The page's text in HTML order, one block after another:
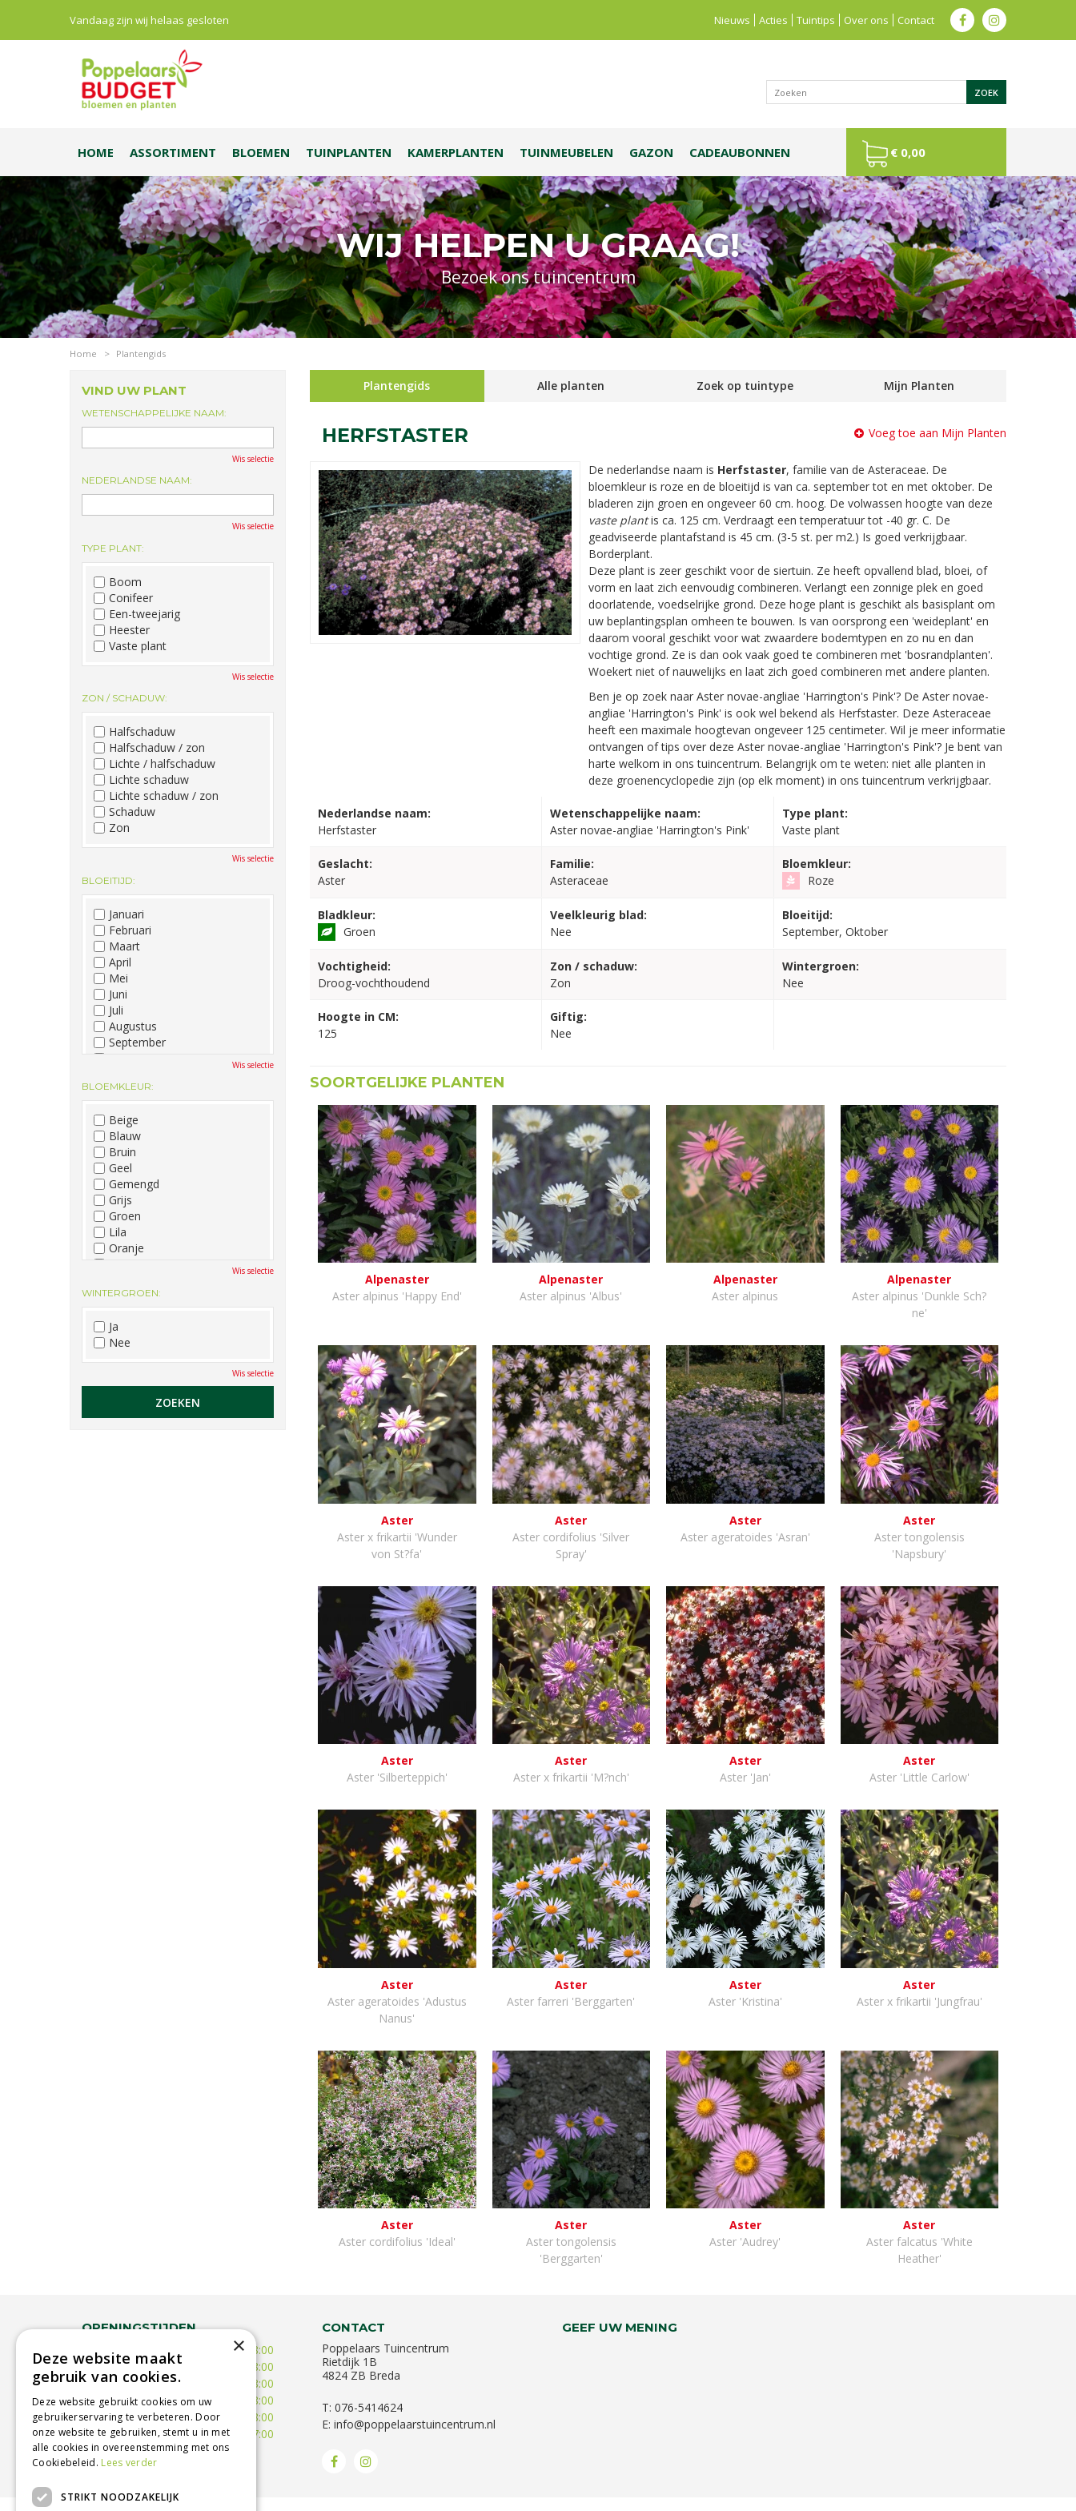
WIJ HELPEN U GRAAG!
Bezoek ons tuincentrum
Home > Plantengids
Vandaag zijn wij helaas gesloten Nieuws Acties Tuintips Over ons Contact
HOME ASSORTIMENT BLOEMEN TUINPLANTEN KAMERPLANTEN TUINMEUBELEN GAZON CADEAUBONNEN € 0,00
Plantengids Alle planten Zoek op tuintype Mijn Planten
HERFSTASTER Voeg toe aan Mijn Planten
De nederlandse naam is Herfstaster, familie van de Asteraceae. De
bloemkleur is roze en de bloeitijd is van ca. september tot en met oktober. De
bladeren zijn groen en ongeveer 60 cm. hoog. De volwassen hoogte van deze
vaste plantis ca. 125 cm. Verdraagt een temperatuur tot -40 gr. C. De
geadviseerde plantafstand is 45 cm. (3-5 st. per m2.) Is goed verkrijgbaar.
Borderplant.
Deze plant is zeer geschikt voor de siertuin. Ze heeft opvallend blad, bloei, of
vorm en laat zich eenvoudig combineren. Verlangt een zonnige plek en goed
doorlatende, voedselrijke grond. Deze hoge plant is geschikt als basisplant om
uw beplantingsplan omheen te bouwen. Is van oorsprong een 'weideplant' en
daarom vooral geschikt voor wat zwaardere bodemtypen en zo nu en dan
vochtige grond. Ze is dan ook vaak goed te combineren met 'bosrandplanten'.
Woekert niet of nauwelijks en laat zich goed combineren met andere planten.
Ben je op zoek naar Aster novae-angliae 'Harrington's Pink'? De Aster novae-
angliae 'Harrington's Pink' is ook wel bekend als Herfstaster. Deze Asteraceae
heeft een maximale hoogtevan ongeveer 125 centimeter. Wil je meer informatie
ontvangen of tips over deze Aster novae-angliae 'Harrington's Pink'? Je bent van
harte welkom in ons tuincentrum. Belangrijk om te weten: niet alle planten in
deze groenencyclopedie zijn (op elk moment) in ons tuincentrum verkrijgbaar.
Nederlandse naam:
Herfstaster
Wetenschappelijke naam:
Aster novae-angliae 'Harrington's Pink'
Type plant:
Vaste plant
Geslacht:
Aster
Familie:
Asteraceae
Bloemkleur:
Roze
Bladkleur:
Groen
Veelkleurig blad:
Nee
Bloeitijd:
September, Oktober
Vochtigheid:
Droog-vochthoudend
Zon / schaduw:
Zon
Wintergroen:
Nee
Hoogte in CM:
125
Giftig:
Nee
SOORTGELIJKE PLANTEN
Alpenaster
Aster alpinus 'Happy End'
Alpenaster
Aster alpinus 'Albus'
Alpenaster
Aster alpinus
Alpenaster
Aster alpinus 'Dunkle Sch?
ne'
Aster
Aster x frikartii 'Wunder
von St?fa'
Aster
Aster cordifolius 'Silver
Spray'
Aster
Aster ageratoides 'Asran'
Aster
Aster tongolensis
'Napsbury'
Aster
Aster 'Silberteppich'
Aster
Aster x frikartii 'M?nch'
Aster
Aster 'Jan'
Aster
Aster 'Little Carlow'
Aster
Aster ageratoides 'Adustus
Nanus'
Aster
Aster farreri 'Berggarten'
Aster
Aster 'Kristina'
Aster
Aster x frikartii 'Jungfrau'
Aster
Aster cordifolius 'Ideal'
Aster
Aster tongolensis
'Berggarten'
Aster
Aster 'Audrey'
Aster
Aster falcatus 'White
Heather'
VIND UW PLANT
WETENSCHAPPELIJKE NAAM:
Wis selectie
NEDERLANDSE NAAM:
Wis selectie
TYPE PLANT:
Boom
Conifeer
Een-tweejarig
Heester
Vaste plant
Wis selectie
ZON / SCHADUW:
Halfschaduw
Halfschaduw / zon
Lichte / halfschaduw
Lichte schaduw
Lichte schaduw / zon
Schaduw
Zon
Wis selectie
BLOEITIJD:
Januari
Februari
Maart
April
Mei
Juni
Juli
Augustus
September
December
Wis selectie
BLOEMKLEUR:
Beige
Blauw
Bruin
Geel
Gemengd
Grijs
Groen
Lila
Oranje
Roze
Wit
Zwart
Wis selectie
WINTERGROEN:
Ja
Nee
Wis selectie
OPENINGSTIJDEN
Maandag
10:00 - 18:00
Dinsdag
09:30 - 18:00
Woensdag
09:30 - 18:00
Donderdag
09:30 - 18:00
Vrijdag
09:00 - 18:00
Zaterdag
09:00 - 17:00
Toon alle openingstijden
CONTACT
Poppelaars Tuincentrum
Rietdijk 1B
4824 ZB Breda
T: 076-5414624
E: info@poppelaarstuincentrum.nl
GEEF UW MENING
×
Deze website maakt
gebruik van cookies.
Deze website gebruikt cookies om uw
gebruikerservaring te verbeteren. Door
onze website te gebruiken, stemt u in met
alle cookies in overeenstemming met ons
Cookiebeleid. Lees verder
STRIKT NOODZAKELIJK